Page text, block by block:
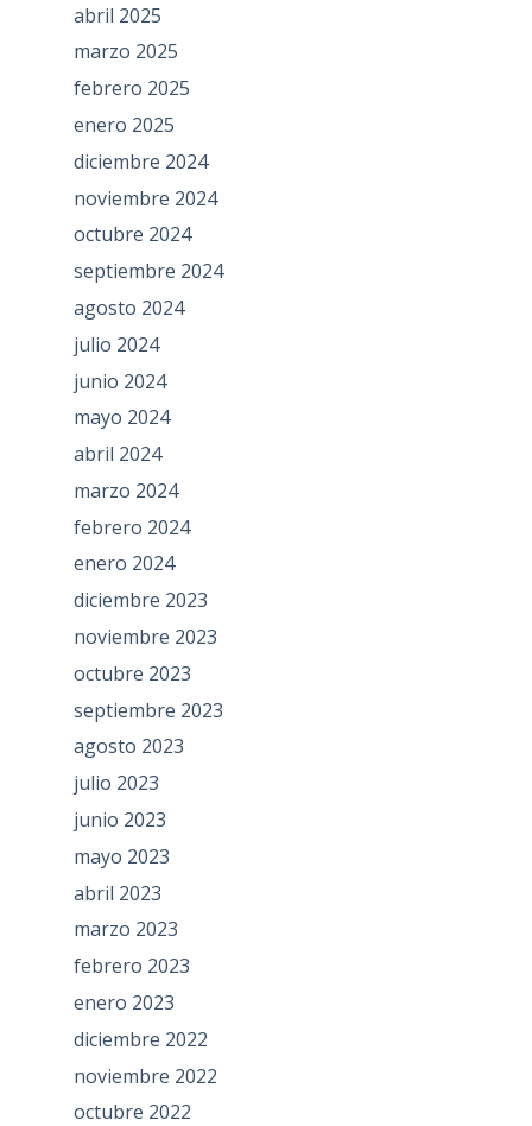
abril 2025
marzo 2025
febrero 2025
enero 2025
diciembre 2024
noviembre 2024
octubre 2024
septiembre 2024
agosto 2024
julio 2024
junio 2024
mayo 2024
abril 2024
marzo 2024
febrero 2024
enero 2024
diciembre 2023
noviembre 2023
octubre 2023
septiembre 2023
agosto 2023
julio 2023
junio 2023
mayo 2023
abril 2023
marzo 2023
febrero 2023
enero 2023
diciembre 2022
noviembre 2022
octubre 2022